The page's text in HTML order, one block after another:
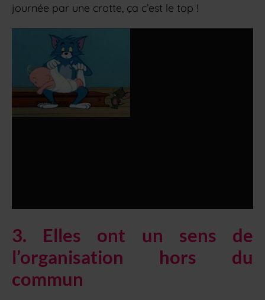
journée par une crotte, ça c’est le top !
3. Elles ont un sens de
l’organisation hors du
commun